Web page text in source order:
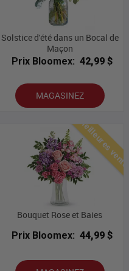
Solstice d'été dans un Bocal de
Maçon
Prix Bloomex: 42,99 $
MAGASINEZ
Meilleures
Bouquet Rose et Baies
Prix Bloomex: 44,99 $